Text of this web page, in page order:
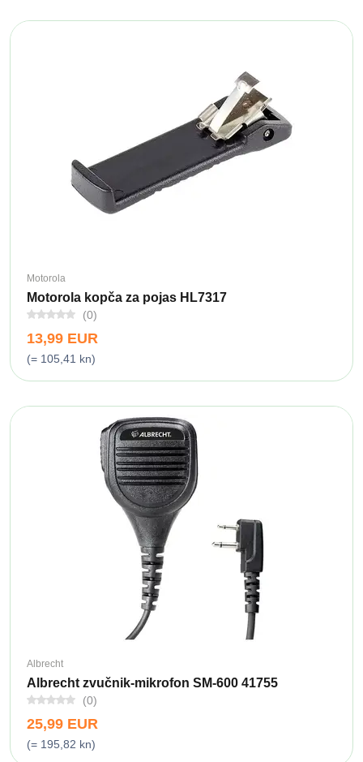
Motorola
Motorola kopča za pojas HL7317
(0)
13,99 EUR
(= 105,41 kn)
Albrecht
Albrecht zvučnik-mikrofon SM-600 41755
(0)
25,99 EUR
(= 195,82 kn)